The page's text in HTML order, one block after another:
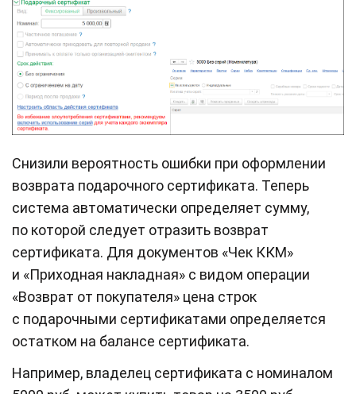
Снизили вероятность ошибки при оформлении
возврата подарочного сертификата. Теперь
система автоматически определяет сумму,
по которой следует отразить возврат
сертификата. Для документов «Чек ККМ»
и «Приходная накладная» с видом операции
«Возврат от покупателя» цена строк
с подарочными сертификатами определяется
остатком на балансе сертификата.
Например, владелец сертификата с номиналом